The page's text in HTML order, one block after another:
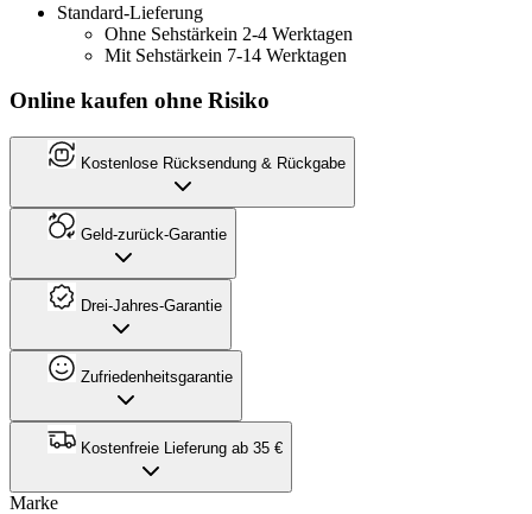
Standard-Lieferung
Ohne Sehstärkein 2-4 Werktagen
Mit Sehstärkein 7-14 Werktagen
Online kaufen ohne Risiko
Kostenlose Rücksendung & Rückgabe
Geld-zurück-Garantie
Drei-Jahres-Garantie
Zufriedenheitsgarantie
Kostenfreie Lieferung ab 35 €
Marke